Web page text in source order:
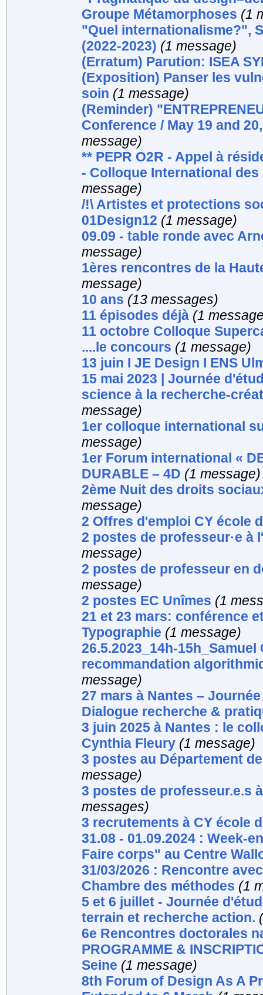
Groupe Métamorphoses (1
"Quel internationalisme?",
(2022-2023) (1 message)
(Erratum) Parution: ISEA
(Exposition) Panser les
soin (1 message)
(Reminder)
Conference / May 19 and
message)
** PEPR O2R - Appel à
- Colloque International
message)
/!\ Artistes et protections
01Design12 (1 message)
09.09 - table ronde avec
message)
1ères rencontres de la
message)
10 ans (13 messages)
11 épisodes déjà (1
11 octobre Colloque
....le concours (1 message)
13 juin I JE Design I ENS
15 mai 2023 | Journée
science à la recherche-
message)
1er colloque international
message)
1er Forum international «
DURABLE – 4D (1 message)
2ème Nuit des droits
message)
2 Offres d'emploi CY école
2 postes de professeur·e à
message)
2 postes de professeur en
message)
2 postes EC Unîmes (1
21 et 23 mars: conférence
Typographie (1 message)
26.5.2023_14h-
recommandation
message)
27 mars à Nantes –
Dialogue recherche &
3 juin 2025 à Nantes : le
Cynthia Fleury (1 message)
3 postes au Département
message)
3 postes de professeur.e.s
messages)
3 recrutements à CY école
31.08 - 01.09.2024 : Week-
Faire corps" au Centre
31/03/2026 : Rencontre
Chambre des méthodes (1
5 et 6 juillet - Journée
terrain et recherche action.
6e Rencontres doctorales
PROGRAMME &
Seine (1 message)
8th Forum of Design As A